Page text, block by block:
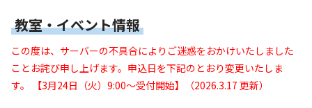
教室・イベント情報
この度は、サーバーの不具合によりご迷惑をおかけいたしました
ことお詫び申し上げます。申込日を下記のとおり変更いたしま
す。
【3月24日（火）9:00～受付開始】（2026.3.17 更新）